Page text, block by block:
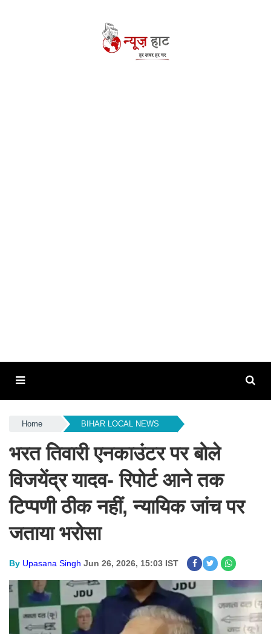
Home BIHAR LOCAL NEWS
भरत तिवारी एनकाउंटर पर बोले
विजयेंद्र यादव- रिपोर्ट आने तक
टिप्पणी ठीक नहीं, न्यायिक जांच पर
जताया भरोसा
By Upasana Singh Jun 26, 2026, 15:03 IST